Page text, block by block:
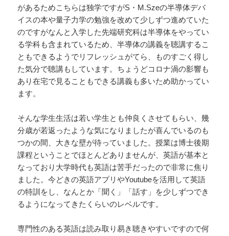
があるためこちらは独学ですがS・M.Szeの半導体デバ
イスの本や量子力学の勉強を改めて少しずつ進めていた
のですがなんと入学した先端研究科は半導体をやってい
る学科も含まれているため、半導体の講義を聴講するこ
ともできるようでリフレッシュがてら、ものすごく得し
た気分で聴講もしています。ちょうどコロナ渦の影響も
あり在宅で見ることもできる講義も多いため助かってい
ます。
そんな学生生活は若い学生とも仲良くさせてもらい、幾
分歳が若返ったような気になりましたが喜んでいるのも
つかの間、大きな壁が待っていました。授業は博士後期
課程ということでほとんどありませんが、英語が基本と
なっており大学時代も英語は苦手だったので非常に焦り
ました。今どきの英語アプリやYoutubeを活用して英語
の特訓をし、なんとか「聞く」「話す」を少しずつでき
るようになってきたくらいのレベルです。
専門性のある英語は読み取り易き聴きやすいですので何